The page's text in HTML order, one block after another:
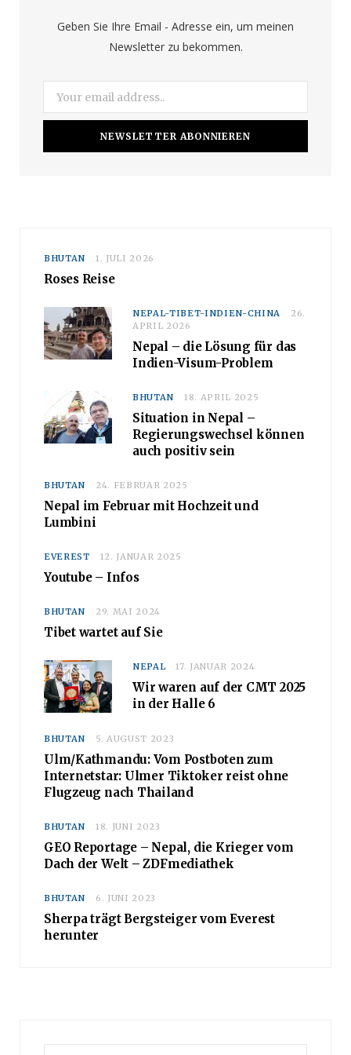
k
r
a
Geben Sie Ihre Email - Adresse ein, um meinen
Newsletter zu bekommen.
BHUTAN 1. JULI 2026
Roses Reise
NEPAL-TIBET-INDIEN-CHINA
26.
APRIL 2026
Nepal – die Lösung für das
Indien-Visum-Problem
BHUTAN 18. APRIL 2025
Situation in Nepal –
Regierungswechsel können
auch positiv sein
BHUTAN 24. FEBRUAR 2025
Nepal im Februar mit Hochzeit und
Lumbini
EVEREST 12. JANUAR 2025
Youtube – Infos
BHUTAN 29. MAI 2024
Tibet wartet auf Sie
NEPAL 17. JANUAR 2024
Wir waren auf der CMT 2025
in der Halle 6
BHUTAN 5. AUGUST 2023
Ulm/Kathmandu: Vom Postboten zum
Internetstar: Ulmer Tiktoker reist ohne
Flugzeug nach Thailand
BHUTAN 18. JUNI 2023
GEO Reportage – Nepal, die Krieger vom
Dach der Welt – ZDFmediathek
BHUTAN 6. JUNI 2023
Sherpa trägt Bergsteiger vom Everest
herunter